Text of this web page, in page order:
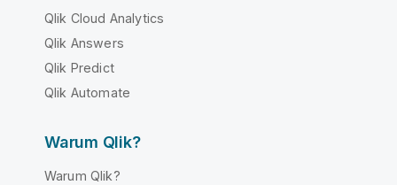
Qlik Cloud Analytics
Qlik Answers
Qlik Predict
Qlik Automate
Warum Qlik?
Warum Qlik?